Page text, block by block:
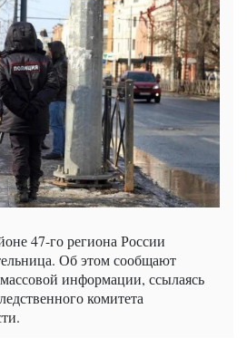
47-го региона России
Об этом сообщают
информации, ссылаясь
комитета